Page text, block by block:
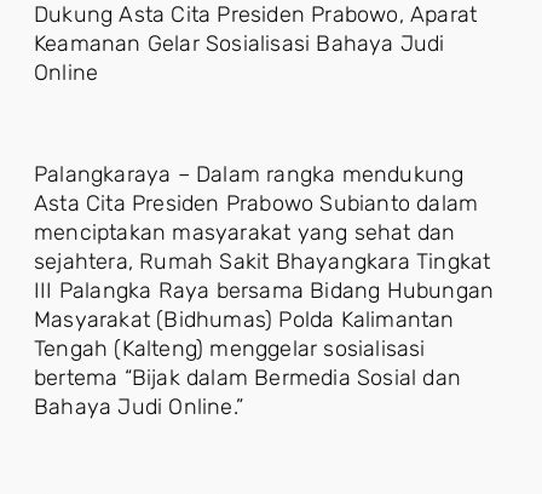
Dukung Asta Cita Presiden Prabowo, Aparat
Keamanan Gelar Sosialisasi Bahaya Judi
Online
Palangkaraya – Dalam rangka mendukung
Asta Cita Presiden Prabowo Subianto dalam
menciptakan masyarakat yang sehat dan
sejahtera, Rumah Sakit Bhayangkara Tingkat
III Palangka Raya bersama Bidang Hubungan
Masyarakat (Bidhumas) Polda Kalimantan
Tengah (Kalteng) menggelar sosialisasi
bertema “Bijak dalam Bermedia Sosial dan
Bahaya Judi Online.”